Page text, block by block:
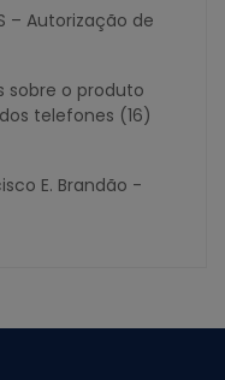
– Autorização de
sobre o produto
telefones (16)
E. Brandão -